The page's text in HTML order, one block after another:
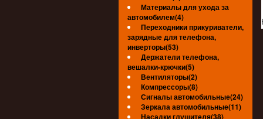
Материалы для ухода за
автомобилем(4)
Переходники прикуриватели,
зарядные для телефона,
инверторы(53)
Держатели телефона,
вешалки-крючки(5)
Вентиляторы(2)
Компрессоры(8)
Сигналы автомобильные(24)
Зеркала автомобильные(11)
Насадки глушителя(38)